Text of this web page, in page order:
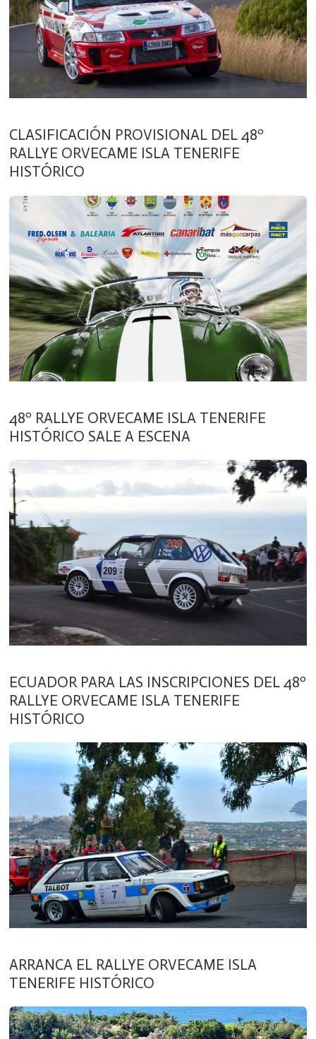
CLASIFICACIÓN PROVISIONAL DEL 48º
RALLYE ORVECAME ISLA TENERIFE
HISTÓRICO
48º RALLYE ORVECAME ISLA TENERIFE
HISTÓRICO SALE A ESCENA
ECUADOR PARA LAS INSCRIPCIONES DEL 48º
RALLYE ORVECAME ISLA TENERIFE
HISTÓRICO
ARRANCA EL RALLYE ORVECAME ISLA
TENERIFE HISTÓRICO